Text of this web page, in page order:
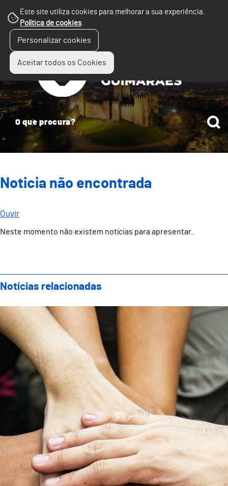
Este site utiliza cookies para melhorar a sua experiência.
Política de cookies.
Personalizar cookies
Aceitar todos os Cookies
Noticia não encontrada
Ouvir
Neste momento não existem notícias para apresentar.
Notícias relacionadas
Câmara Municipal de Guimarães atribui cerca de 2